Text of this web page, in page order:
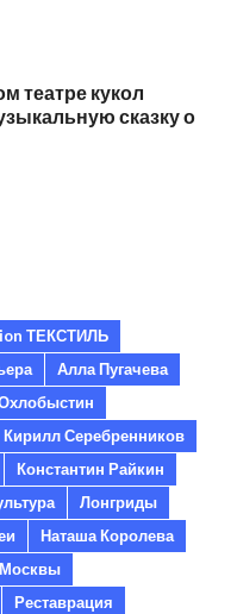
театре кукол
сказку о
ТЕКСТИЛЬ
Алла Пугачева
Кирилл Серебренников
Константин Райкин
Лонгриды
Наташа Королева
Москвы
Реставрация